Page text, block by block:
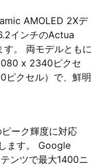
AMOLED 2Xデ
インチのActua
す。 両モデルともに
x 2340ピクセ
クセル）で、鮮明
ーク輝度に対応
ます。 Google
ンツで最大1400ニ